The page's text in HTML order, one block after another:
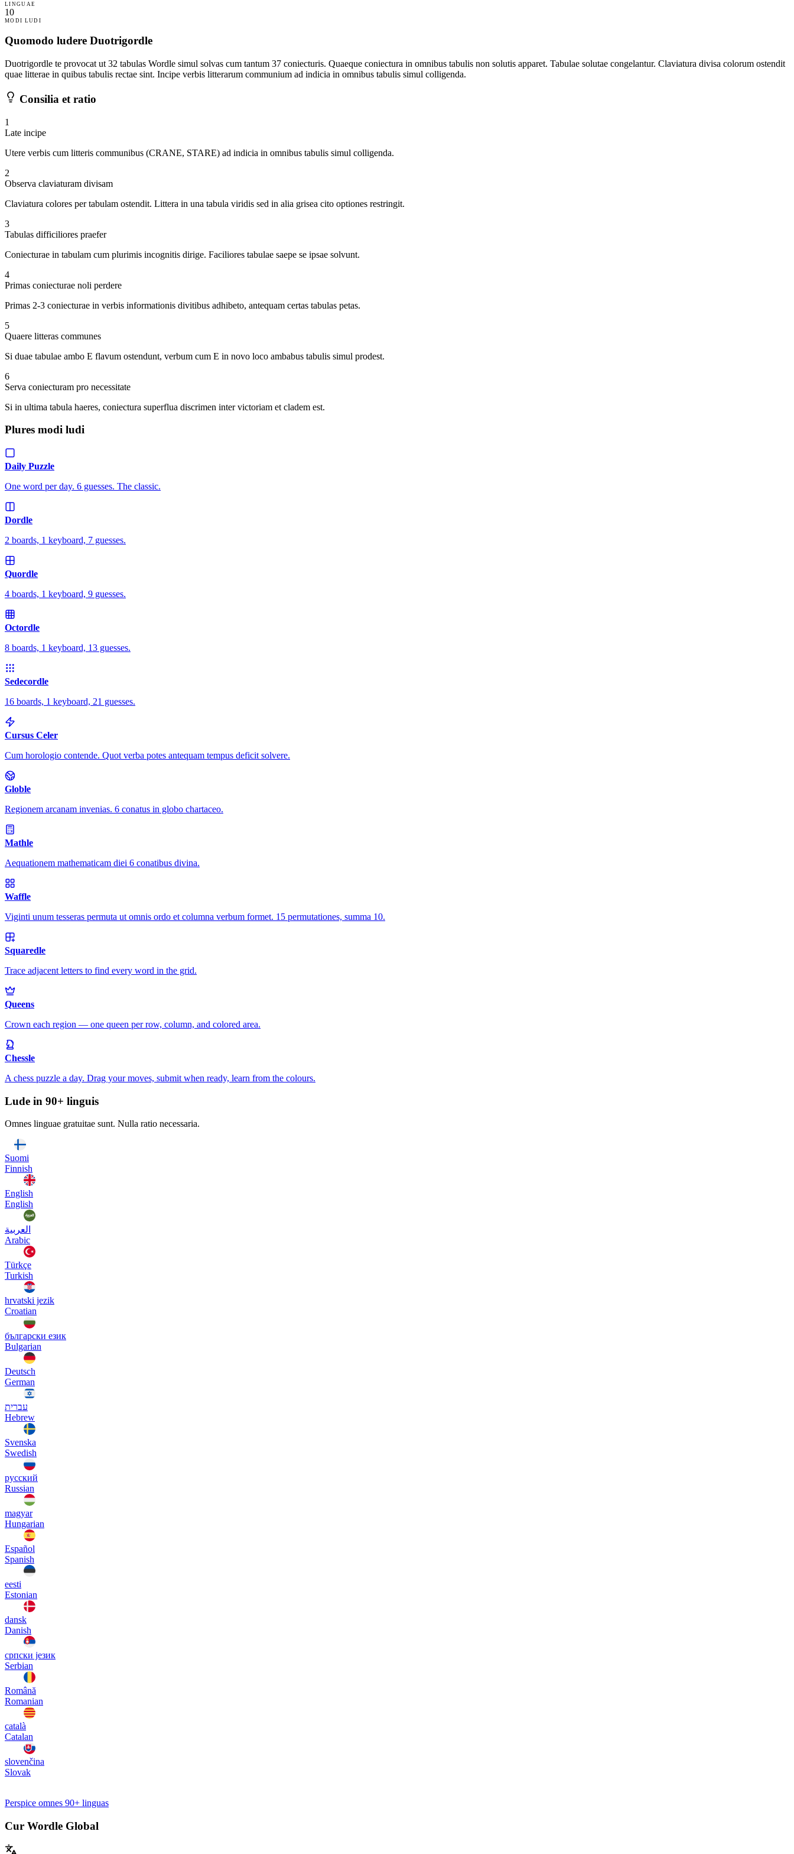
LINGUAE
10
MODI LUDI
Quomodo ludere Duotrigordle
Duotrigordle te provocat ut 32 tabulas Wordle simul solvas cum tantum 37 coniecturis. Quaeque coniectura in omnibus tabulis non solutis apparet. Tabulae solutae congelantur. Claviatura divisa colorum ostendit
quae litterae in quibus tabulis rectae sint. Incipe verbis litterarum communium ad indicia in omnibus tabulis simul colligenda.
Consilia et ratio
1
Late incipe
Utere verbis cum litteris communibus (CRANE, STARE) ad indicia in omnibus tabulis simul colligenda.
2
Observa claviaturam divisam
Claviatura colores per tabulam ostendit. Littera in una tabula viridis sed in alia grisea cito optiones restringit.
3
Tabulas difficiliores praefer
Coniecturae in tabulam cum plurimis incognitis dirige. Faciliores tabulae saepe se ipsae solvunt.
4
Primas coniecturae noli perdere
Primas 2-3 coniecturae in verbis informationis divitibus adhibeto, antequam certas tabulas petas.
5
Quaere litteras communes
Si duae tabulae ambo E flavum ostendunt, verbum cum E in novo loco ambabus tabulis simul prodest.
6
Serva coniecturam pro necessitate
Si in ultima tabula haeres, coniectura superflua discrimen inter victoriam et cladem est.
Plures modi ludi
Daily Puzzle
One word per day. 6 guesses. The classic.
Dordle
2 boards, 1 keyboard, 7 guesses.
Quordle
4 boards, 1 keyboard, 9 guesses.
Octordle
8 boards, 1 keyboard, 13 guesses.
Sedecordle
16 boards, 1 keyboard, 21 guesses.
Cursus Celer
Cum horologio contende. Quot verba potes antequam tempus deficit solvere.
Globle
Regionem arcanam invenias. 6 conatus in globo chartaceo.
Mathle
Aequationem mathematicam diei 6 conatibus divina.
Waffle
Viginti unum tesseras permuta ut omnis ordo et columna verbum formet. 15 permutationes, summa 10.
Squaredle
Trace adjacent letters to find every word in the grid.
Queens
Crown each region — one queen per row, column, and colored area.
Chessle
A chess puzzle a day. Drag your moves, submit when ready, learn from the colours.
Lude in 90+ linguis
Omnes linguae gratuitae sunt. Nulla ratio necessaria.
Suomi
Finnish
English
English
العربية
Arabic
Türkçe
Turkish
hrvatski jezik
Croatian
български език
Bulgarian
Deutsch
German
עברית
Hebrew
Svenska
Swedish
русский
Russian
magyar
Hungarian
Español
Spanish
eesti
Estonian
dansk
Danish
српски језик
Serbian
Română
Romanian
català
Catalan
slovenčina
Slovak
Perspice omnes 90+ linguas
Cur Wordle Global